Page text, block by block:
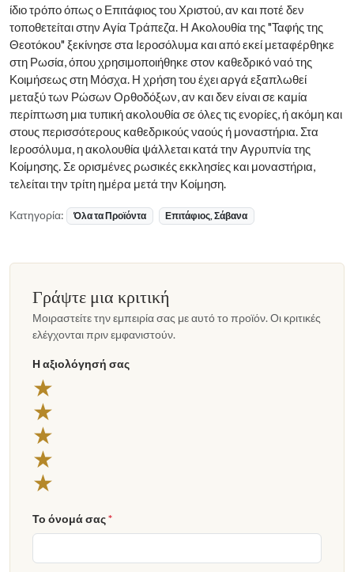
ίδιο τρόπο όπως ο Επιτάφιος του Χριστού, αν και ποτέ δεν
τοποθετείται στην Αγία Τράπεζα. Η Ακολουθία της "Ταφής της
Θεοτόκου" ξεκίνησε στα Ιεροσόλυμα και από εκεί μεταφέρθηκε
στη Ρωσία, όπου χρησιμοποιήθηκε στον καθεδρικό ναό της
Κοιμήσεως στη Μόσχα. Η χρήση του έχει αργά εξαπλωθεί
μεταξύ των Ρώσων Ορθοδόξων, αν και δεν είναι σε καμία
περίπτωση μια τυπική ακολουθία σε όλες τις ενορίες, ή ακόμη και
στους περισσότερους καθεδρικούς ναούς ή μοναστήρια. Στα
Ιεροσόλυμα, η ακολουθία ψάλλεται κατά την Αγρυπνία της
Κοίμησης. Σε ορισμένες ρωσικές εκκλησίες και μοναστήρια,
τελείται την τρίτη ημέρα μετά την Κοίμηση.
Κατηγορία: Όλα τα Προϊόντα Επιτάφιος, Σάβανα
Γράψτε μια κριτική
Μοιραστείτε την εμπειρία σας με αυτό το προϊόν. Οι κριτικές
ελέγχονται πριν εμφανιστούν.
Η αξιολόγησή σας
★
★
★
★
★
Το όνομά σας*